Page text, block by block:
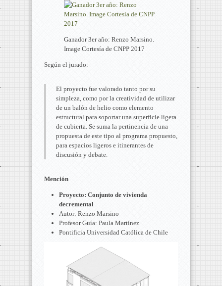
Ganador 3er año: Renzo Marsino.
Image Cortesía de CNPP 2017
Según el jurado:
El proyecto fue valorado tanto por su
simpleza, como por la creatividad de utilizar
de un balón de helio como elemento
estructural para soportar una superficie ligera
de cubierta. Se suma la pertinencia de una
propuesta de este tipo al programa propuesto,
para espacios ligeros e itinerantes de
discusión y debate.
Mención
Proyecto: Conjunto de vivienda
decremental
Autor: Renzo Marsino
Profesor Guía: Paula Martínez
Pontificia Universidad Católica de Chile